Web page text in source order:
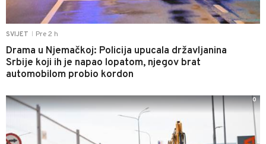
SVIJET Pre 2 h
Drama u Njemačkoj: Policija upucala državljanina
Srbije koji ih je napao lopatom, njegov brat
automobilom probio kordon
0